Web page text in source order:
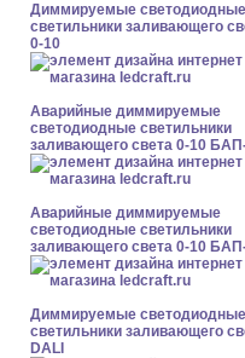
Диммируемые светодиодные
светильники заливающего
0-10
Аварийные диммируемые
светодиодные светильники
заливающего света 0-10
Аварийные диммируемые
светодиодные светильники
заливающего света 0-10
Диммируемые светодиодные
светильники заливающего
DALI